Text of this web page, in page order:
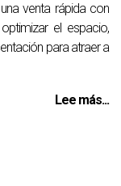
venta rápida con
el espacio,
para atraer a
Lee más...